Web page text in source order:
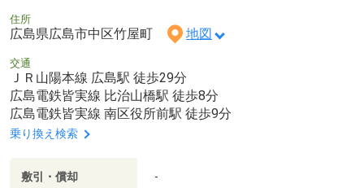
住所
広島県広島市中区竹屋町 地図
交通
ＪＲ山陽本線 広島駅 徒歩29分
広島電鉄皆実線 比治山橋駅 徒歩8分
広島電鉄皆実線 南区役所前駅 徒歩9分
乗り換え検索
敷引・償却 -